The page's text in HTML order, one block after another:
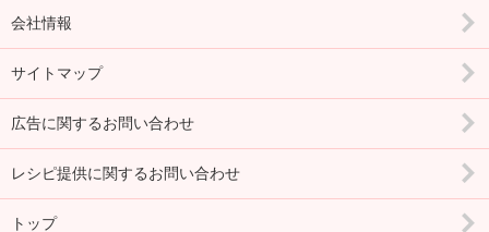
会社情報
サイトマップ
広告に関するお問い合わせ
レシピ提供に関するお問い合わせ
トップ